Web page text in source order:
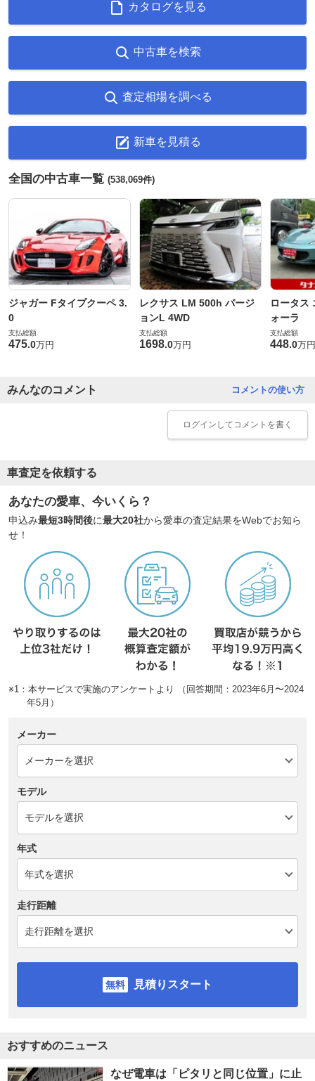
カタログを見る
中古車を検索
査定相場を調べる
新車を見積る
全国の中古車一覧 (538,069件)
ジャガー Fタイプクーペ 3.
0
支払総額
475.0万円
レクサス LM 500h バージ
ョンL 4WD
支払総額
1698.0万円
ロータス
ォーラ
支払総額
448.0万円
コメントの使い方
みんなのコメント
ログイン してコメントを書く
車査定を依頼する
あなたの愛車、今いくら？
申込み最短3時間後に最大20社から愛車の査定結果をWebでお知ら
せ！
※1：本サービスで実施のアンケートより （回答期間：2023年6月〜2024
年5月）
メーカー
モデル
年式
走行距離
見積りスタート
おすすめのニュース
なぜ電車は「ピタリと同じ位置」に止